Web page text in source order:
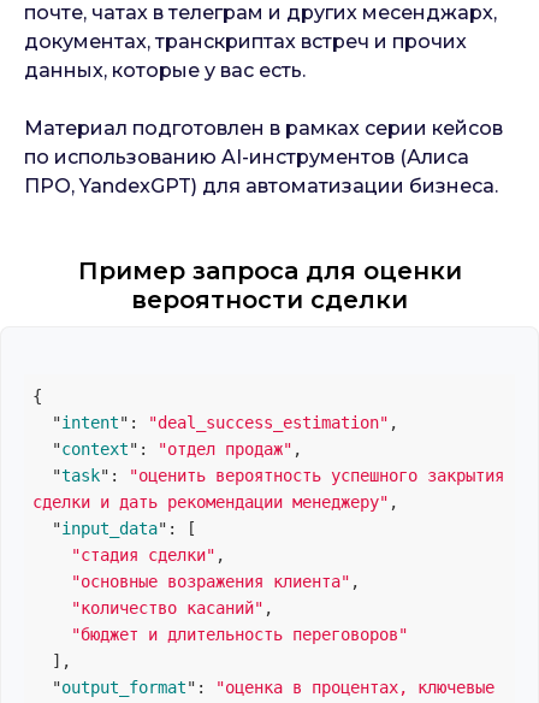
почте, чатах в телеграм и других месенджарх,
документах, транскриптах встреч и прочих
данных, которые у вас есть.
Материал подготовлен в рамках серии кейсов
по использованию AI-инструментов (Алиса
ПРО, YandexGPT) для автоматизации бизнеса.
Пример запроса для оценки
вероятности сделки
{
  "
intent": "deal_success_estimation" ,
  "
context": "отдел продаж" ,
  "
task":
"оценить вероятность успешного закрытия
сделки и дать рекомендации менеджеру" ,
  "
input_data":
[
"стадия сделки" ,
"основные возражения клиента" ,
"количество касаний" ,
"бюджет и длительность переговоров"
  ]
,
  "
output_format":
"оценка в процентах, ключевые